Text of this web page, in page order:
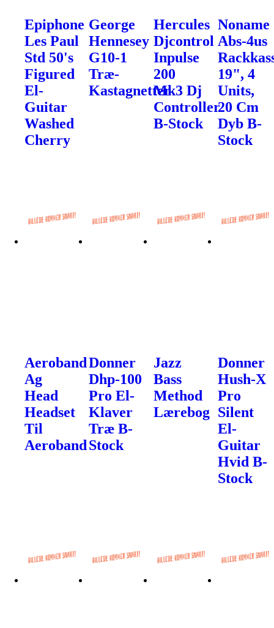
Epiphone
Les Paul
Std 50's
Figured
El-
Guitar
Washed
Cherry
George
Hennesey
G10-1
Træ-
Kastagnetter
Hercules
Djcontrol
Inpulse
200
Mk3 Dj
Controller
B-Stock
Noname
Abs-4us
19", 4
Units,
20 Cm
Dyb B-
Stock
Aeroband
Ag
Head
Headset
Til
Aeroband
Donner
Dhp-100
Pro El-
Klaver
Træ B-
Stock
Jazz
Bass
Method
Lærebog
Donner
Hush-X
Pro
Silent
El-
Guitar
Hvid B-
Stock